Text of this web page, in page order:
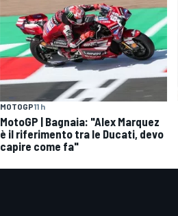
MOTOGP11 h
MotoGP | Bagnaia: "Alex Marquez
è il riferimento tra le Ducati, devo
capire come fa"